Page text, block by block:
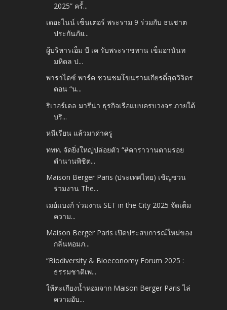
2025” ครั้...
เดอะไนน์ เซ็นเตอร์ พระราม 9 ร่วมกับ ธนชาต
ประกันภัย...
ผู้บริหารเอ็ม บี เค รับพระราชทาน เข็มอานันท
มหิดล ป...
พาราไดซ์ พาร์ค ชวนชมโขนรามเกียรติ์สุดวิจิตร
ตอน “น...
ริเวอร์เดล มารีน่า ธุรกิจเรือแบบครบวงจร ภายใต้
บริ...
หนีเรียน แล้วมาด่าครู
ททท. จัดยิ่งใหญ่ปล่อยตัว “#คาราวานตามรอย
ตำนานพิชิต...
Maison Berger Paris (ประเทศไทย) เชิญชวน
ร่วมงาน The...
เมย์แบงก์ ร่วมงาน SET in the City 2025 จัดเต็ม
ความ...
Maison Berger Paris เปิดประสบการณ์ใหม่ของ
กลิ่นหอมภ...
“Biodiversity & Bioeconomy Forum 2025 :
ธรรมชาติเพ...
ให้ตะเกียงน้ำหอมจาก Maison Berger Paris ไล่
ความอับ...